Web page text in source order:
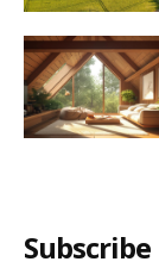
Subscribe